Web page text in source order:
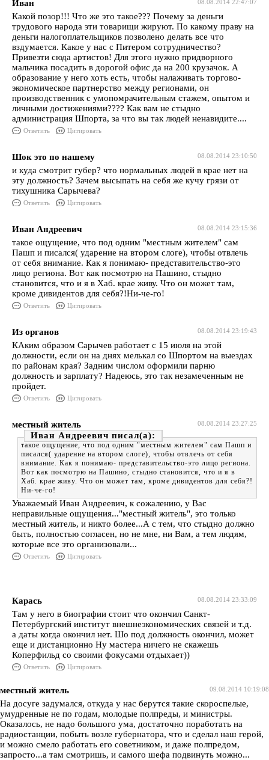
08.08.2014 22:47:07
Иван
Какой позор!!! Что же это такое??? Почему за деньги
трудового народа эти товарищи жируют. По какому праву на
деньги налогоплательщиков позволено делать все что
вздумается. Какое у нас с Питером сотрудничество?
Привезти сюда артистов! Для этого нужно придворного
мальчика посадить в дорогой офис да на 200 крузачок. А
образование у него хоть есть, чтобы налаживать торгово-
экономическое партнерство между регионами, он
производственник с умопомрачительным стажем, опытом и
личными достижениями???? Как вам не стыдно
администрация Шпорта, за что вы так людей ненавидите....
Ответить Цитировать
08.08.2014 23:10:50
Шок это по нашему
и куда смотрит губер? что нормальных людей в крае нет на
эту должность? Зачем высыпать на себя же кучу грязи от
тихушника Сарычева?
Ответить Цитировать
08.08.2014 23:15:36
Иван Андреевич
такое ощущение, что под одним "местным жителем" сам
Пашп и писался( ударение на втором слоге), чтобы отвлечь
от себя внимание. Как я понимаю- представительство-это
лицо региона. Вот как посмотрю на Пашино, стыдно
становится, что и я в Хаб. крае живу. Что он может там,
кроме дивидентов для себя?!Ни-че-го!
Ответить Цитировать
08.08.2014 23:19:43
Из органов
КАким образом Сарычев работает с 15 июля на этой
должности, если он на днях мелькал со Шпортом на выездах
по районам края? Задним числом оформили парню
должность и зарплату? Надеюсь, это так незамеченным не
пройдет.
Ответить Цитировать
08.08.2014 23:27:25
местный житель
Иван Андреевич
такое ощущение, что под одним "местным жителем" сам Пашп и
писался( ударение на втором слоге), чтобы отвлечь от себя
внимание. Как я понимаю- представительство-это лицо региона.
Вот как посмотрю на Пашино, стыдно становится, что и я в
Хаб. крае живу. Что он может там, кроме дивидентов для себя?!
Ни-че-го!
Уважаемый Иван Андреевич, к сожалению, у Вас
неправильные ощущения..."местный житель", это только
местный житель, и никто более...А с тем, что стыдно должно
быть, полностью согласен, но не мне, ни Вам, а тем людям,
которые все это организовали...
Ответить Цитировать
08.08.2014 23:33:09
Карась
Там у него в биографии стоит что окончил Санкт-
Петербургский институт внешнеэкономических связей и т.д.
а даты когда окончил нет. Шо под должность окончил, может
еще и дистанционно Ну мастера ничего не скажешь
Коперфильд со своими фокусами отдыхает))
Ответить Цитировать
09.08.2014 10:19:08
местный житель
На досуге задумался, откуда у нас берутся такие скороспелые,
умудренные не по годам, молодые полпреды, и министры.
Оказалось, не надо большого ума, достаточно поработать на
радиостанции, побыть возле губернатора, что и сделал наш герой,
и можно смело работать его советником, и даже полпредом,
запросто...а там смотришь, и самого шефа подвинуть можно...